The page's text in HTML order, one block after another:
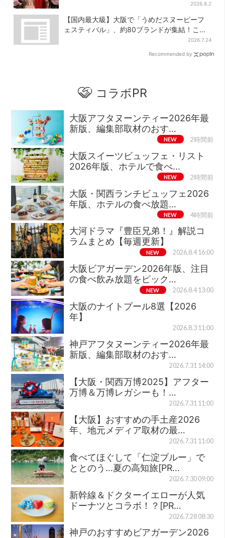
2026.8.2
【国内最大級】大阪で「うめだスヌーピーフ
ェスティバル」、約80ブランドが集結！ここ
2026.7.24
Recommended by
コラボPR
大阪アフタヌーンティー2026年最
新版、編集部取材のおす…
NEW 2時間前
大阪スイーツビュッフェ・リスト
2026年版、ホテルで食べ…
NEW 2時間前
大阪・関西ランチビュッフェ2026
年版、ホテルの食べ放題…
NEW 4時間前
大河ドラマ『豊臣兄弟！』解説コ
ラムまとめ【毎週更新】
NEW 2026.8.4 16:00
大阪ビアガーデン2026年版、注目
の食べ飲み放題をピック…
NEW 2026.8.4 13:00
大阪のナイトプール8選【2026
年】
2026.8.3 11:00
神戸アフタヌーンティー2026年最
新版、編集部取材のおす…
2026.7.31 14:00
【大阪・関西万博2025】アフター
万博＆万博レガシーも！…
2026.7.31 11:00
【大阪】おすすめの手土産2026
年、地元メディア取材の最…
2026.7.31 11:00
食べてほぐして「仁淀ブルー」で
ととのう…夏の高知旅[PR…
2026.7.30 09:00
新幹線＆ドクターイエローが人気
ドーナツとコラボ！？[PR…
2026.7.28 08:30
神戸のおすすめビアガーデン2026